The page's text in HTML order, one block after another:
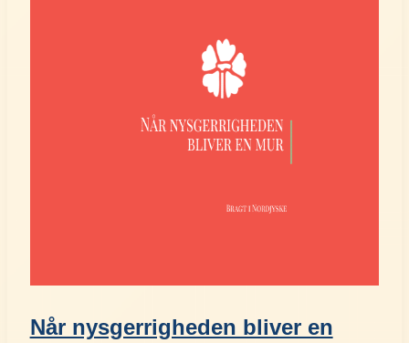
Når nysgerrigheden bliver en